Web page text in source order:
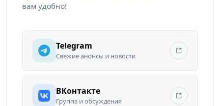
вам удобно!
Telegram
Свежие анонсы и новости
ВКонтакте
Группа и обсуждения